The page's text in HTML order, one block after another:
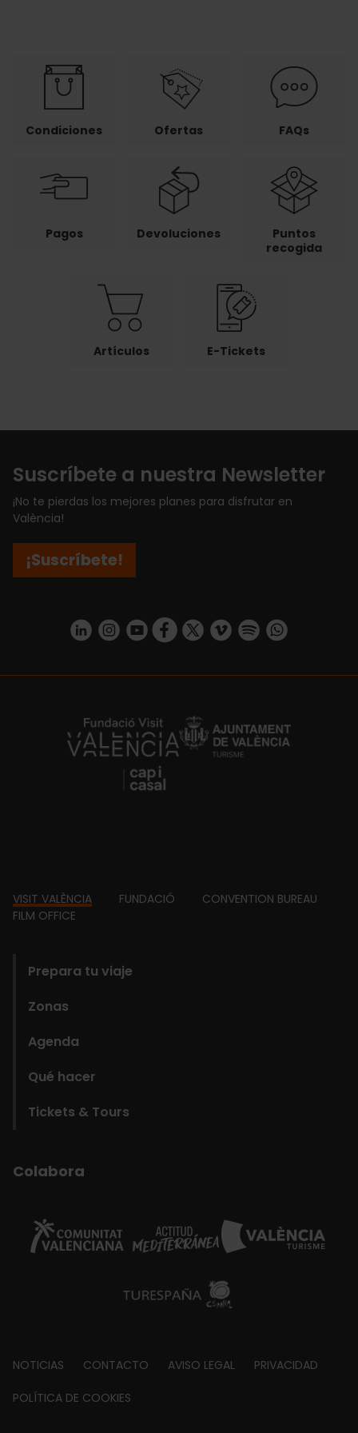
Condiciones Ofertas FAQs
Pagos Devoluciones
Puntos
recogida
Artículos E-Tickets
Suscríbete a nuestra Newsletter
¡No te pierdas los mejores planes para disfrutar en
València!
¡Suscríbete!
https://www.linkedin.com/company/turismo-valencia/mycompany/
https://www.instagram.com/visit_valencia/
https://www.youtube.com/user/
https://www.facebook.com/
https://twitter.com/
https://vimeo.com/
https://https://api.whatsapp.com/
https://fundacion.visitvalencia.com/
Footer
VISIT VALÈNCIA FUNDACIÓ
CONVENTION BUREAU
FILM OFFICE
Prepara tu viaje
Zonas
Agenda
Qué hacer
Tickets & Tours
Colabora
Footer
about
NOTICIAS CONTACTO AVISO LEGAL PRIVACIDAD
POLÍTICA DE COOKIES